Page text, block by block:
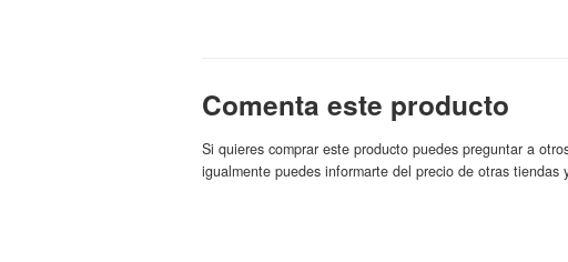
Comenta este producto
Si quieres comprar este producto puedes preguntar a
igualmente puedes informarte del precio de otras tiendas